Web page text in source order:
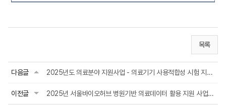
목록
다음글 2025년도 의료분야 지원사업 - 의료기기 사용적합성 시험 지원사업 2차 공고
이전글 2025년 서울바이오허브 병원기반 의료데이터 활용 지원 사업 모집 공고(~4/28)